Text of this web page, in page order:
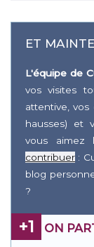
ET
L'équipe de
vos visites
attentive, vos
hausses) et
vous aimez
contribuer :
blog
?
+1 ON